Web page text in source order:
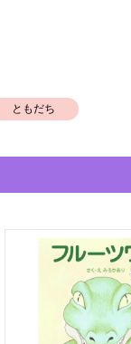
ともだち